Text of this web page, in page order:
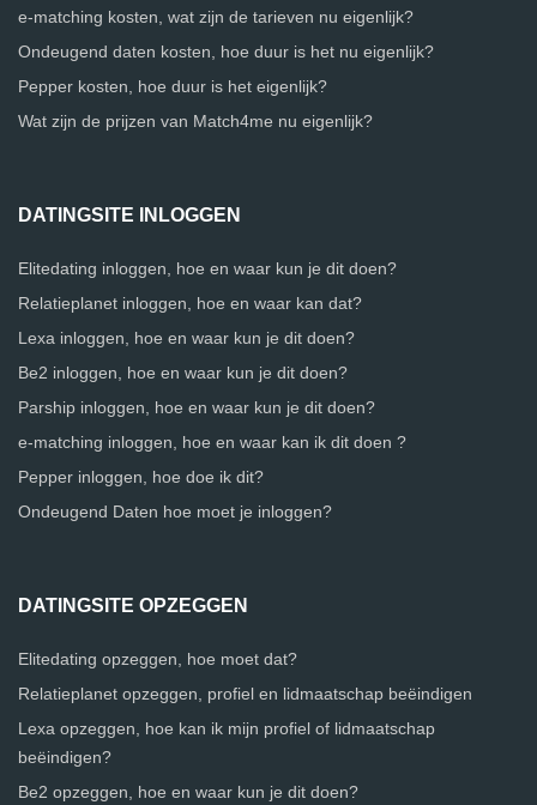
e-matching kosten, wat zijn de tarieven nu eigenlijk?
Ondeugend daten kosten, hoe duur is het nu eigenlijk?
Pepper kosten, hoe duur is het eigenlijk?
Wat zijn de prijzen van Match4me nu eigenlijk?
DATINGSITE INLOGGEN
Elitedating inloggen, hoe en waar kun je dit doen?
Relatieplanet inloggen, hoe en waar kan dat?
Lexa inloggen, hoe en waar kun je dit doen?
Be2 inloggen, hoe en waar kun je dit doen?
Parship inloggen, hoe en waar kun je dit doen?
e-matching inloggen, hoe en waar kan ik dit doen ?
Pepper inloggen, hoe doe ik dit?
Ondeugend Daten hoe moet je inloggen?
DATINGSITE OPZEGGEN
Elitedating opzeggen, hoe moet dat?
Relatieplanet opzeggen, profiel en lidmaatschap beëindigen
Lexa opzeggen, hoe kan ik mijn profiel of lidmaatschap
beëindigen?
Be2 opzeggen, hoe en waar kun je dit doen?